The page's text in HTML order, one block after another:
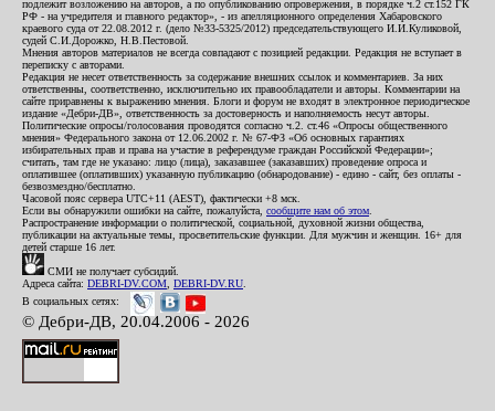
подлежит возложению на авторов, а по опубликованию опровержения, в порядке ч.2 ст.152 ГК
РФ - на учредителя и главного редактор», - из апелляционного определения Хабаровского
краевого суда от 22.08.2012 г. (дело №33-5325/2012) председательствующего И.И.Куликовой,
судей С.И.Дорожко, Н.В.Пестовой.
Мнения авторов материалов не всегда совпадают с позицией редакции. Редакция не вступает в
переписку с авторами.
Редакция не несет ответственность за содержание внешних ссылок и комментариев. За них
ответственны, соответственно, исключительно их правообладатели и авторы. Комментарии на
сайте приравнены к выражению мнения. Блоги и форум не входят в электронное периодическое
издание «Дебри-ДВ», ответственность за достоверность и наполняемость несут авторы.
Политические опросы/голосования проводятся согласно ч.2. ст.46 «Опросы общественного
мнения» Федерального закона от 12.06.2002 г. № 67-ФЗ «Об основных гарантиях
избирательных прав и права на участие в референдуме граждан Российской Федерации»;
считать, там где не указано: лицо (лица), заказавшее (заказавших) проведение опроса и
оплатившее (оплативших) указанную публикацию (обнародование) - едино - сайт, без оплаты -
безвозмездно/бесплатно.
Часовой пояс сервера UTC+11 (AEST), фактически +8 мск.
Если вы обнаружили ошибки на сайте, пожалуйста, сообщите нам об этом
Распространение информации о политической, социальной, духовной жизни общества,
публикации на актуальные темы, просветительские функции. Для мужчин и женщин. 16+ для
детей старше 16 лет.
СМИ не получает субсидий.
Адреса сайта: DEBRI-DV.COM DEBRI-DV.RU
В социальных сетях:
© Дебри-ДВ, 20.04.2006 - 2026